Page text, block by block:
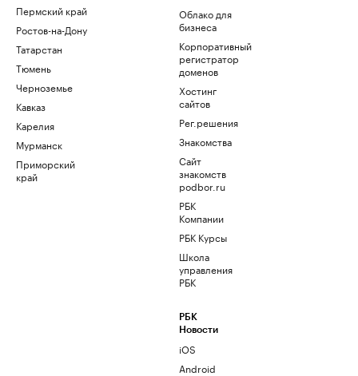
Пермский край
Ростов-на-Дону
Татарстан
Тюмень
Черноземье
Кавказ
Карелия
Мурманск
Приморский
край
Облако для
бизнеса
Корпоративный
регистратор
доменов
Хостинг
сайтов
Рег.решения
Знакомства
Сайт
знакомств
podbor.ru
РБК
Компании
РБК Курсы
Школа
управления
РБК
РБК
Новости
iOS
Android